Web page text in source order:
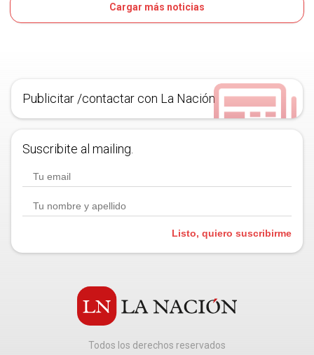
Cargar más noticias
Publicitar /contactar con La Nación
Suscribite al mailing.
Listo, quiero suscribirme
Todos los derechos reservados